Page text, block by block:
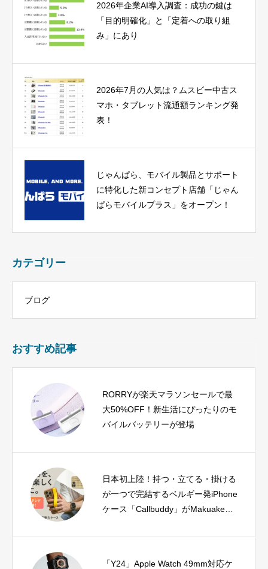
2026年企業AI導入調査：成功の鍵は
「目的明確化」と「定着への取り組
み」にあり
2026年7月の人気は？ムスビー中古ス
マホ・タブレット流通額ランキング発
表！
じゃんぱら、モバイル製品とサポート
に特化した新コンセプト店舗「じゃん
ぱらモバイルプラス」をオープン！
カテゴリー
ブログ
おすすめ記事
RORRYが楽天マラソンセールで最
大50%OFF！新生活にぴったりのモ
バイルバッテリーが登場
日本初上陸！持つ・立てる・掛ける
が一つで完結するベルギー発iPhone
ケース「Callbuddy」がMakuakeに
「Y24」Apple Watch 49mm対応ケ